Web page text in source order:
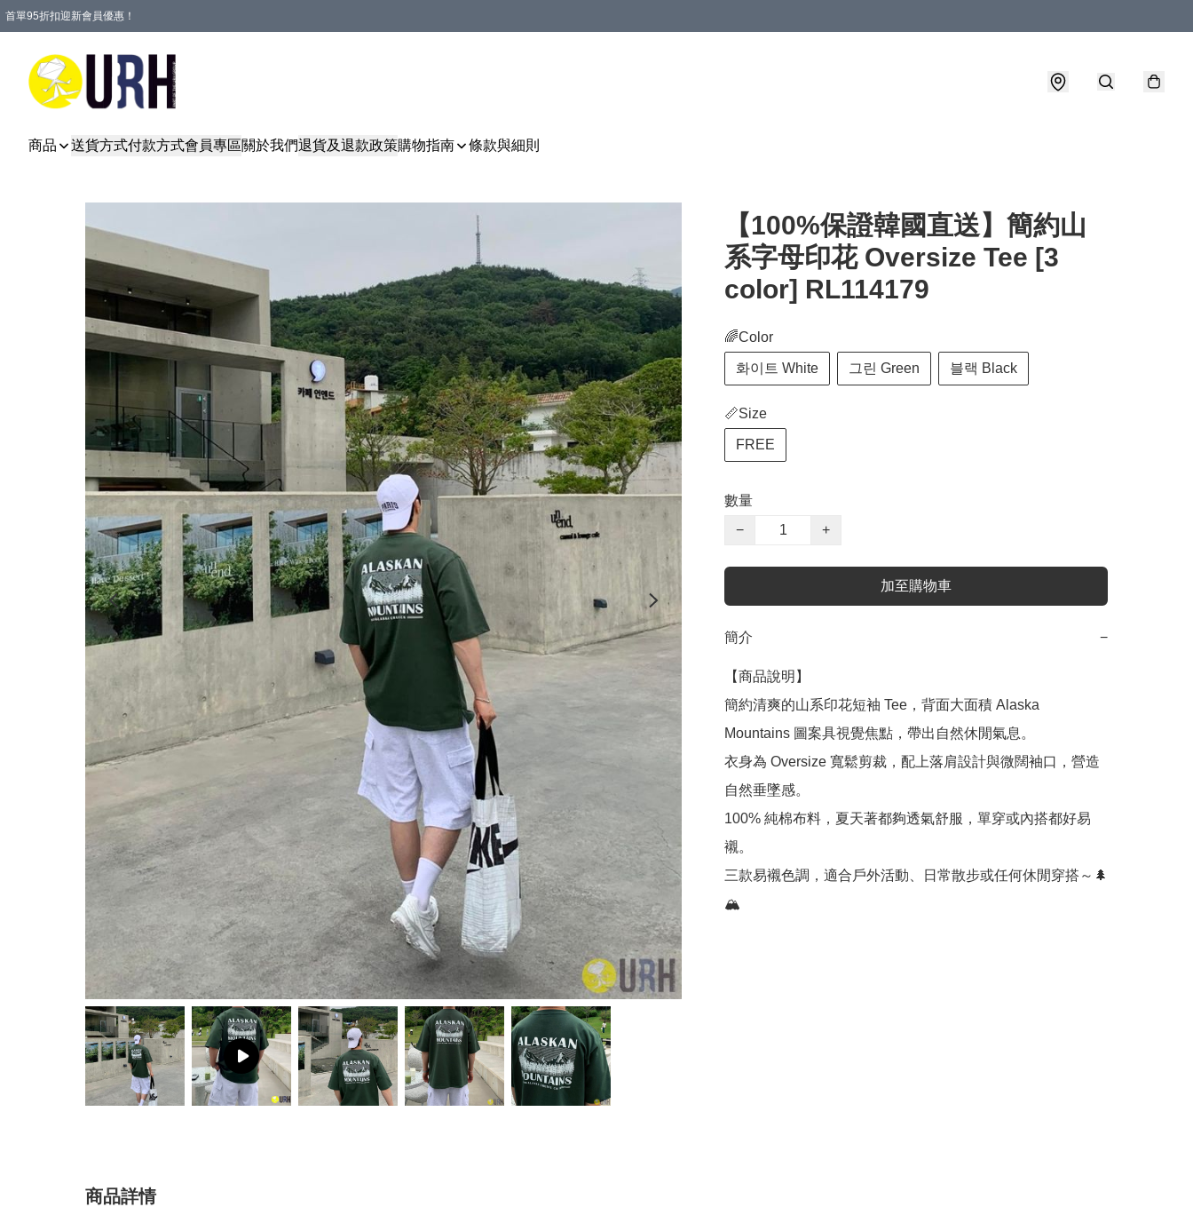
首單95折扣迎新會員優惠！
商品 送貨方式付款方式會員專區關於我們退貨及退款政策購物指南 條款與細則
【100%保證韓國直送】簡約山
系字母印花 Oversize Tee [3
color] RL114179
🌈Color
화이트 White 그린 Green 블랙 Black
📏Size
FREE
數量
−
+
加至購物車
簡介 −
【商品說明】
簡約清爽的山系印花短袖 Tee，背面大面積 Alaska
Mountains 圖案具視覺焦點，帶出自然休閒氣息。
衣身為 Oversize 寬鬆剪裁，配上落肩設計與微闊袖口，營造
自然垂墜感。
100% 純棉布料，夏天著都夠透氣舒服，單穿或內搭都好易
襯。
三款易襯色調，適合戶外活動、日常散步或任何休閒穿搭～🌲
🏔️
商品詳情